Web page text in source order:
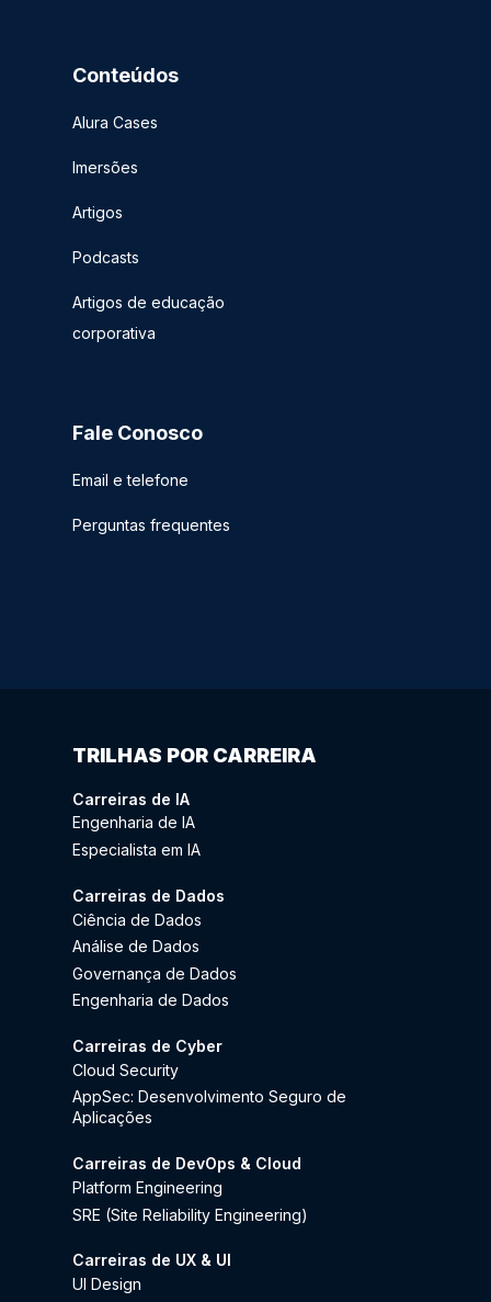
Conteúdos
Alura Cases
Imersões
Artigos
Podcasts
Artigos de educação
corporativa
Fale Conosco
Email e telefone
Perguntas frequentes
TRILHAS POR CARREIRA
Carreiras de IA
Engenharia de IA
Especialista em IA
Carreiras de Dados
Ciência de Dados
Análise de Dados
Governança de Dados
Engenharia de Dados
Carreiras de Cyber
Cloud Security
AppSec: Desenvolvimento Seguro de
Aplicações
Carreiras de DevOps & Cloud
Platform Engineering
SRE (Site Reliability Engineering)
Carreiras de UX & UI
UI Design